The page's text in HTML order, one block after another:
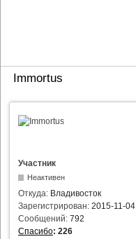
Immortus
Участник
Неактивен
Откуда: Владивосток
Зарегистрирован: 2015-11-04
Сообщений: 792
Спасибо: 226